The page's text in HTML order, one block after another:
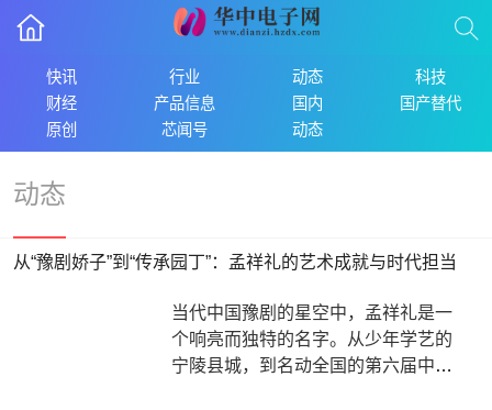
快讯 行业 动态
科技
财经
产品信息 国内
国产替代
原创
芯闻号 动态
动态
从“豫剧娇子”到“传承园丁”：孟祥礼的艺术成就与时代担当
当代中国豫剧的星空中，孟祥礼是一
个响亮而独特的名字。从少年学艺的
宁陵县城，到名动全国的第六届中国